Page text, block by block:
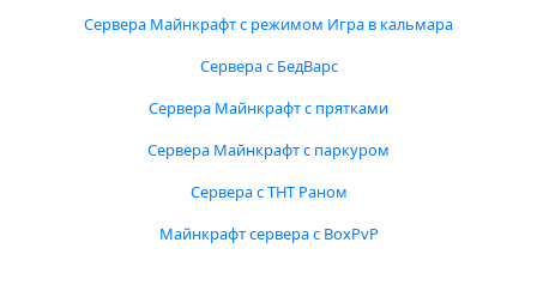
Сервера Майнкрафт с режимом Игра в кальмара
Сервера с БедВарс
Сервера Майнкрафт с прятками
Сервера Майнкрафт с паркуром
Сервера с ТНТ Раном
Майнкрафт сервера с BoxPvP